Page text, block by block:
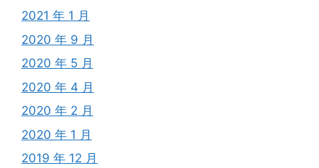
2021 年 1 月
2020 年 9 月
2020 年 5 月
2020 年 4 月
2020 年 2 月
2020 年 1 月
2019 年 12 月